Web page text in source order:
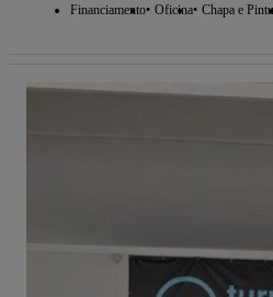
Financiamento Oficina Chapa e